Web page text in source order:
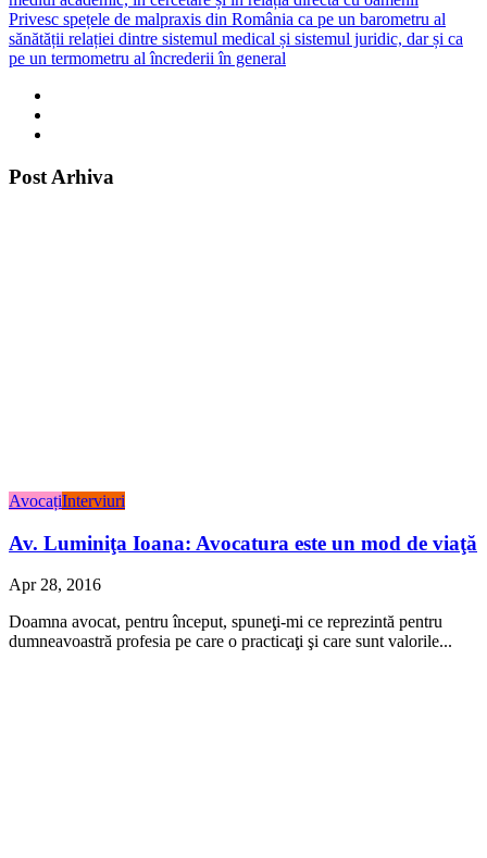
Privesc spețele de malpraxis din România ca pe un barometru al
sănătății relației dintre sistemul medical și sistemul juridic, dar și ca
pe un termometru al încrederii în general
Post Arhiva
AvocațiInterviuri
Av. Luminiţa Ioana: Avocatura este un mod de viaţă
Apr 28, 2016
Doamna avocat, pentru început, spuneţi-mi ce reprezintă pentru
dumneavoastră profesia pe care o practicaţi şi care sunt valorile...